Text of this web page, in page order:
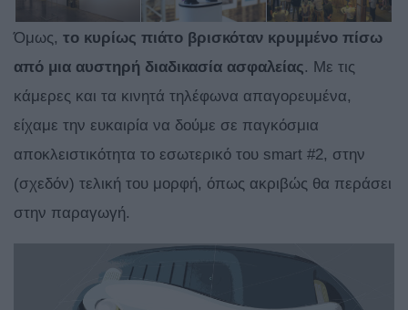
Όμως, το κυρίως πιάτο βρισκόταν κρυμμένο πίσω
από μια αυστηρή διαδικασία ασφαλείας. Με τις
κάμερες και τα κινητά τηλέφωνα απαγορευμένα,
είχαμε την ευκαιρία να δούμε σε παγκόσμια
αποκλειστικότητα το εσωτερικό του smart #2, στην
(σχεδόν) τελική του μορφή, όπως ακριβώς θα περάσει
στην παραγωγή.